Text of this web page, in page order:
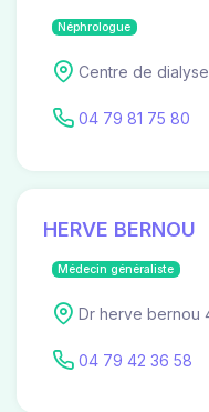
Néphrologue
Centre de
04 79 81 75 80
HERVE BERNOU
Médecin généraliste
Dr herve bernou
04 79 42 36 58